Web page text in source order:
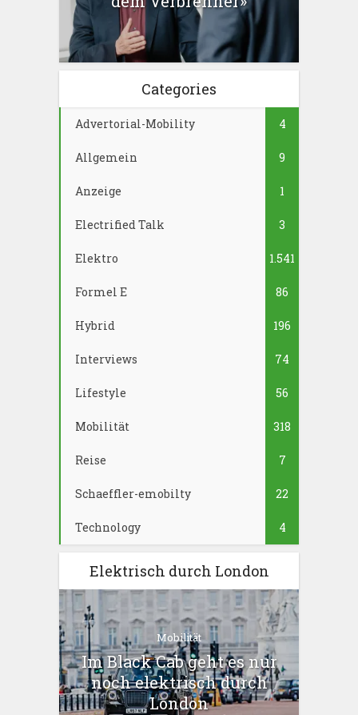
Categories
Advertorial-Mobility 4
Allgemein 9
Anzeige 1
Electrified Talk 3
Elektro 1.541
Formel E 86
Hybrid 196
Interviews 74
Lifestyle 56
Mobilität 318
Reise 7
Schaeffler-emobilty 22
Technology 4
Elektrisch durch London
Mobilität
Im Black Cab geht es nur
noch elektrisch durch
London